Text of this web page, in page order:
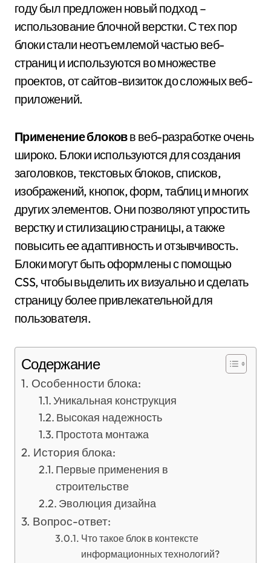
году был предложен новый подход –
использование блочной верстки. С тех пор
блоки стали неотъемлемой частью веб-
страниц и используются во множестве
проектов, от сайтов-визиток до сложных веб-
приложений.
Применение блоковв веб-разработке очень
широко. Блоки используются для создания
заголовков, текстовых блоков, списков,
изображений, кнопок, форм, таблиц и многих
других элементов. Они позволяют упростить
верстку и стилизацию страницы, а также
повысить ее адаптивность и отзывчивость.
Блоки могут быть оформлены с помощью
CSS, чтобы выделить их визуально и сделать
страницу более привлекательной для
пользователя.
Содержание
Особенности блока:
Уникальная конструкция
Высокая надежность
Простота монтажа
История блока:
Первые применения в
строительстве
Эволюция дизайна
Вопрос-ответ:
Что такое блок в контексте
информационных технологий?